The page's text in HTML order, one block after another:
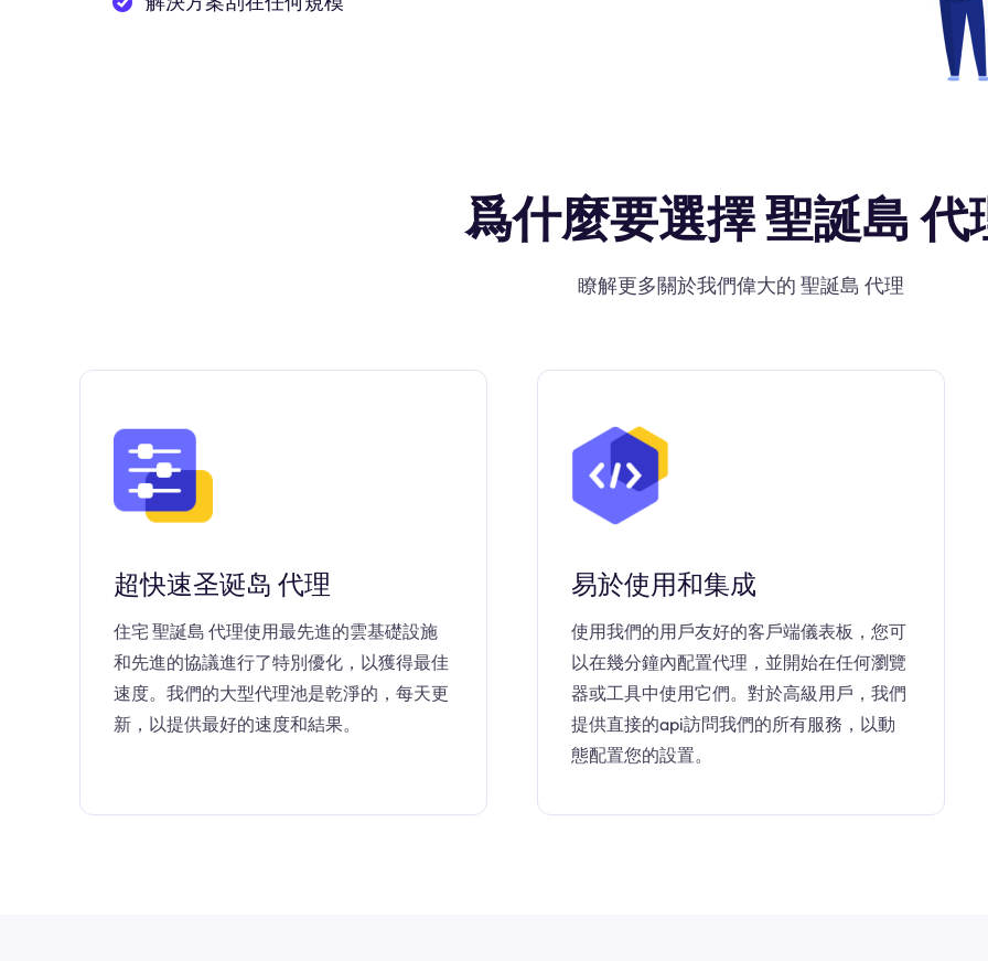
爲什麼要選擇 聖誕島 代
瞭解更多關於我們偉大的 聖誕島 代理
超快速圣诞岛 代理
住宅 聖誕島 代理使用最先進的雲基礎設施
和先進的協議進行了特別優化，以獲得最佳
速度。我們的大型代理池是乾淨的，每天更
新，以提供最好的速度和結果。
易於使用和集成
使用我們的用戶友好的客戶端儀表板，您可
以在幾分鐘內配置代理，並開始在任何瀏覽
器或工具中使用它們。對於高級用戶，我們
提供直接的api訪問我們的所有服務，以動
態配置您的設置。